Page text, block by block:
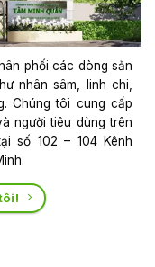
phối các dòng sản
nhân sâm, linh chi,
Chúng tôi cung cấp
người tiêu dùng trên
số 102 – 104 Kênh